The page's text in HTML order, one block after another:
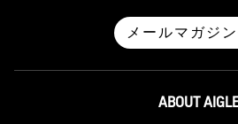
メールマガジ
ABOUT AIGLE